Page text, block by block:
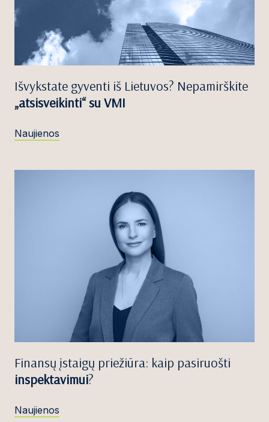
Išvykstate gyventi iš Lietuvos? Nepamirškite
„atsisveikinti“ su VMI
Naujienos
Finansų įstaigų priežiūra: kaip pasiruošti
inspektavimui?
Naujienos